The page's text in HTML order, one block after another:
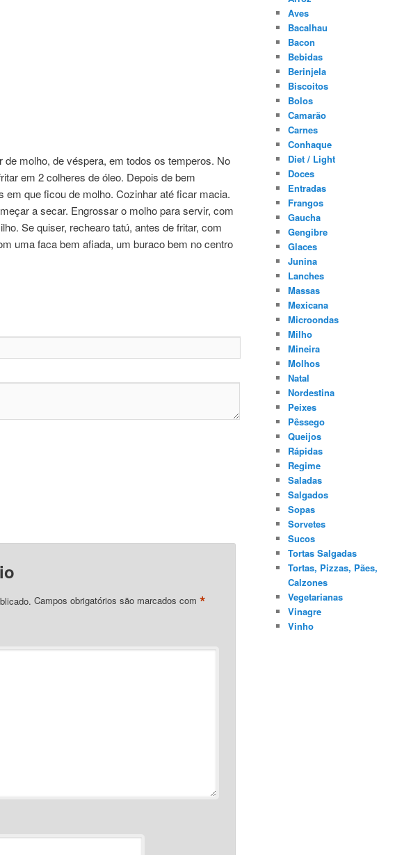
de molho, de véspera, em todos os temperos. No
em 2 colheres de óleo. Depois de bem
em que ficou de molho. Cozinhar até ficar macia.
a secar. Engrossar o molho para servir, com
Se quiser, rechearo tatú, antes de fritar, com
uma faca bem afiada, um buraco bem no centro
Campos obrigatórios são marcados com*
Aves
Bacalhau
Bacon
Bebidas
Berinjela
Biscoitos
Bolos
Camarão
Carnes
Conhaque
Diet / Light
Doces
Entradas
Frangos
Gaucha
Gengibre
Glaces
Junina
Lanches
Massas
Mexicana
Microondas
Milho
Mineira
Molhos
Natal
Nordestina
Peixes
Pêssego
Queijos
Rápidas
Regime
Saladas
Salgados
Sopas
Sorvetes
Sucos
Tortas Salgadas
Tortas, Pizzas, Pães,
Calzones
Vegetarianas
Vinagre
Vinho